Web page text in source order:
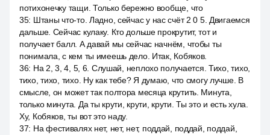
потихонечку тащи. Только бережно вообще, что
35: Штаны что-то. Ладно, сейчас у нас счёт 2 0 5. Двигаемся
дальше. Сейчас кулаку. Кто дольше прокрутит, тот и
получает балл. А давай мы сейчас начнём, чтобы ты
понимала, с кем ты имеешь дело. Итак, Кобяков.
36: На 2, 3, 4, 5, 6. Слушай, неплохо получается. Тихо, тихо,
тихо, тихо, тихо. Ну как тебе? Я думаю, что смогу лучше. В
смысле, он может так полтора месяца крутить. Минута,
только минута. Да ты крути, крути, крути. Ты это и есть хула.
Ху, Кобяков, ты вот это наду.
37: На фестивалях нет, нет, нет, поддай, поддай, поддай,